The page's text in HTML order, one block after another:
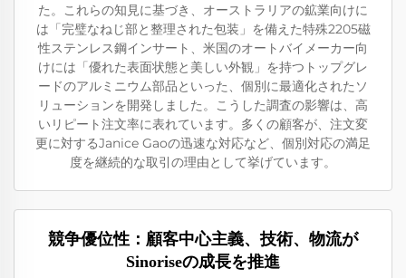
た。これらの知見に基づき、オーストラリアの鉱業向けに
は「完璧なねじ部と整理された包装」を備えた特殊2205磁
性ステンレス鋼インサート、米国のオートバイメーカー向
けには「優れた表面状態と美しい外観」を持つトップグレ
ードのアルミニウム部品といった、個別に最適化されたソ
リューションを開発しました。こうした調査の影響は、高
いリピート注文率に表れています。多くの顧客が、注文変
更に対するJanice Gaoの迅速な対応など、個別対応の満足
度を継続的な取引の理由として挙げています。
競争優位性：顧客中心主義、技術、物流が
Sinoriseの成長を推進